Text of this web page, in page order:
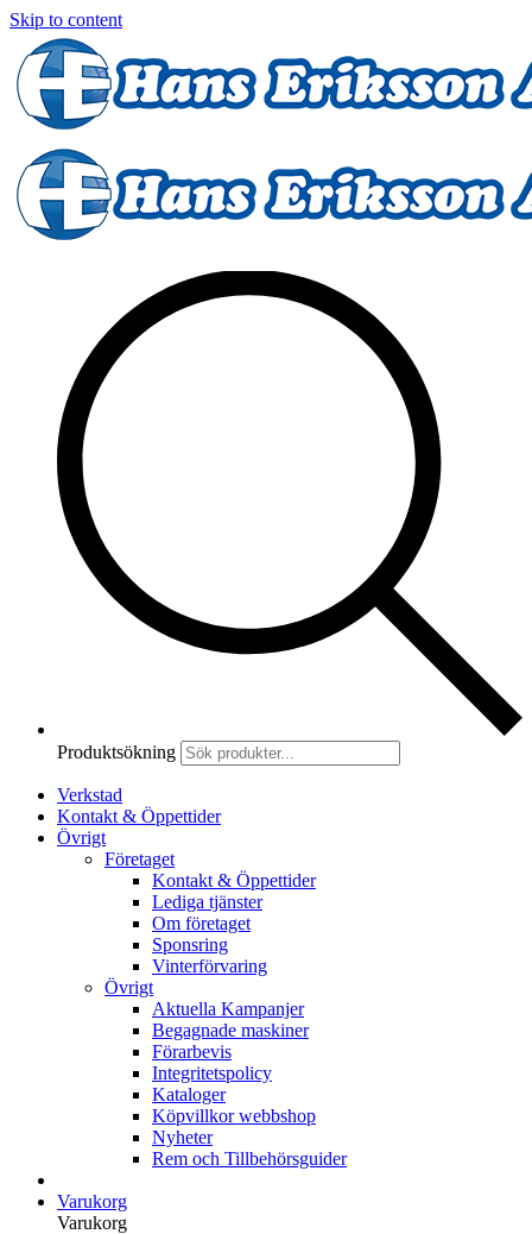
Skip to content
Produktsökning
Verkstad
Kontakt & Öppettider
Övrigt
Företaget
Kontakt & Öppettider
Lediga tjänster
Om företaget
Sponsring
Vinterförvaring
Övrigt
Aktuella Kampanjer
Begagnade maskiner
Förarbevis
Integritetspolicy
Kataloger
Köpvillkor webbshop
Nyheter
Rem och Tillbehörsguider
Varukorg
Varukorg